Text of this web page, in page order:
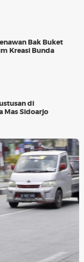
Bak Buket
Kreasi Bunda
di
Mas Sidoarjo